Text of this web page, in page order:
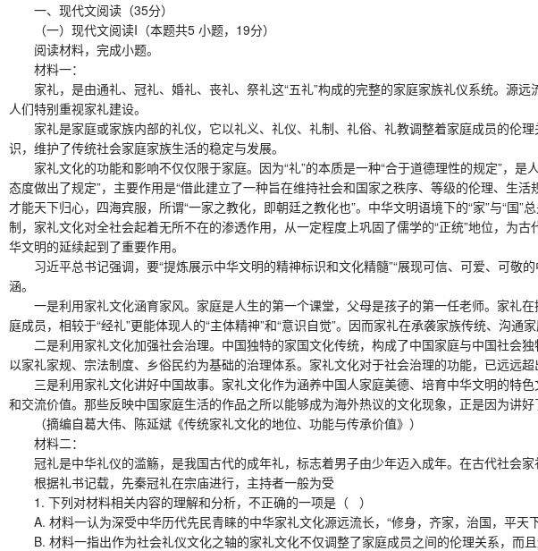
一、现代文阅读（35分）
（一）现代文阅读I（本题共5 小题，19分）
阅读材料，完成小题。
材料一：
家礼，是由通礼、冠礼、婚礼、丧礼、祭礼这“五礼”构成的完整的家庭家族礼仪系统。源
人们特别重视家礼建设。
家礼是家庭或家族内部的礼仪，它以礼义、礼仪、礼制、礼俗、礼教调整着家庭成员的伦
识，维护了传统社会家庭家族生活的稳定与发展。
家礼文化的功能和影响不仅仅限于家庭。因为“礼”的本质是一种“合于道德理性的规定”，
态度做出了规定”，主要作用是“借此建立了一种旨在维持社会和国家之秩序、等级的伦理、生
才能天下归心，四海宾服，所谓“一家之教化，即朝廷之教化也”。中华文明语境下的“家”与“
制，家礼文化对全社会起着无所不在的渗透作用，从一定程度上巩固了儒学的“正统”地位，为
华文明的延续起到了重要作用。
习近平总书记强调，要“提炼展示中华文明的精神标识和文化精髓”“展现可信、可爱、可敬
涵。
一是利用家礼文化涵育家风。家庭是人生的第一个课堂，父母是孩子的第一任老师。家礼在
庭成员，相较于“经礼”更能体现人的“主体精神”和“意识自觉”。因而家礼在承袭家族传统、沟
二是利用家礼文化加强社会治理。中国独特的家国文化传统，构成了中国家庭与中国社会
以家礼家规、宗法制度、乡俗民约为基础的治理体系。家礼文化对于社会治理的功能，已远远
三是利用家礼文化讲好中国故事。家礼文化作为涵养中国人家庭美德、培育中华文明的特
和交流价值。那些反映中国家庭生活的作品之所以能够成为海外热议的文化现象，正是因为讲好
（摘编自葛大伟、陈延斌《传统家礼文化的地位、功能与传承价值》）
材料二：
冠礼是中华礼仪的滥觞，是我国古代的成年礼，标志着男子由少年迈入成年。在古代社会家
根据礼书记载，先秦冠礼在宗庙进行，主持者一般为受
1. 下列对材料相关内容的理解和分析，不正确的一项是（ ）
A. 材料一认为深受中华历代先民青睐的中华家礼文化源远流长，“修身，齐家，治国，平天
B. 材料一指出作为社会礼仪文化之轴的家礼文化不仅调整了家庭成员之间的伦理关系，而且